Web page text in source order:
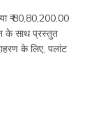
₹ 80,80,200.00
के साथ प्रस्तुत
के लिए, पलांट